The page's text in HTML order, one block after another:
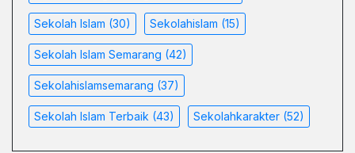
Sekolah Islam (30) Sekolahislam (15)
Sekolah Islam Semarang (42)
Sekolahislamsemarang (37)
Sekolah Islam Terbaik (43) Sekolahkarakter (52)